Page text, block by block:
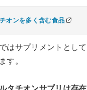
オンを多く含む食品
はサプリメントとし
す。